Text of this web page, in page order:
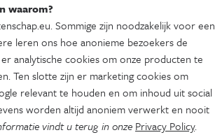
waarom?
Sommige zijn noodzakelijk voor een
leren ons hoe anonieme bezoekers de
analytische cookies om onze producten te
Ten slotte zijn er marketing cookies om
relevant te houden en om inhoud uit social
worden altijd anoniem verwerkt en nooit
vindt u terug in onze Privacy Policy.